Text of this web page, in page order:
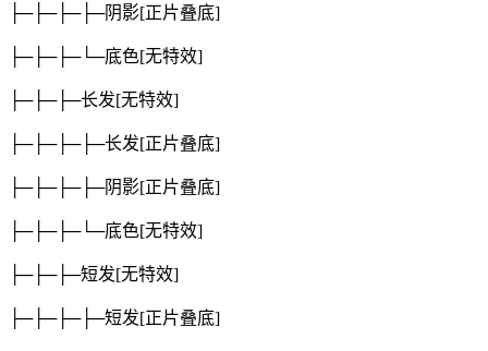
├─├─├─├─阴影[正片叠底]
├─├─├─└─底色[无特效]
├─├─├─长发[无特效]
├─├─├─├─长发[正片叠底]
├─├─├─├─阴影[正片叠底]
├─├─├─└─底色[无特效]
├─├─├─短发[无特效]
├─├─├─├─短发[正片叠底]